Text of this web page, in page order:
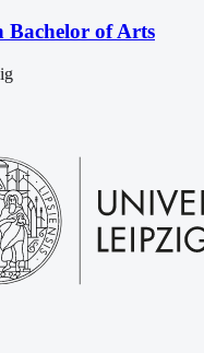
Bachelor of Arts